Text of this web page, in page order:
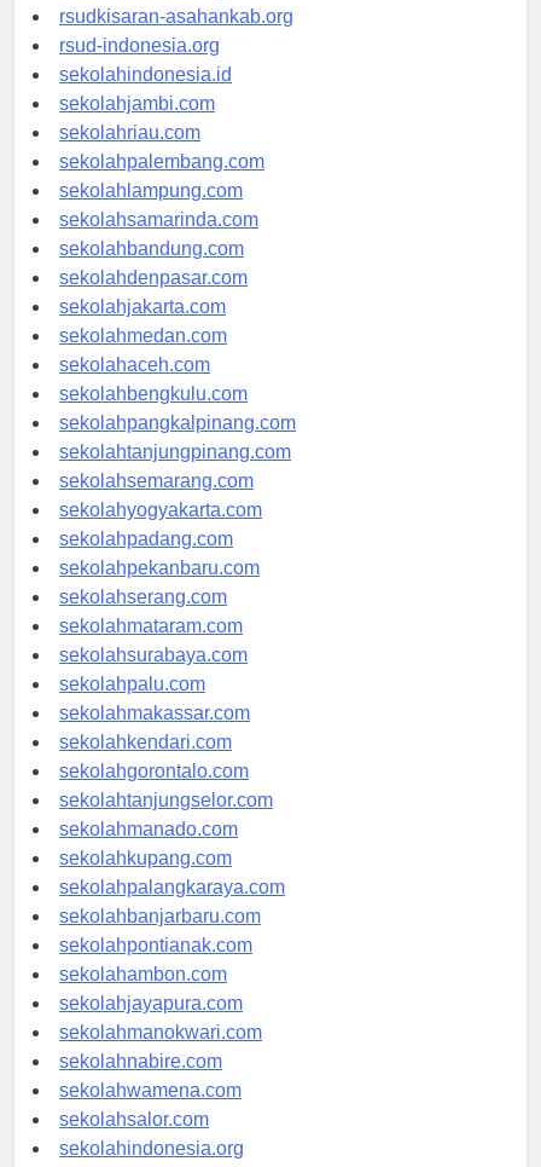
rsud-natunakab.org
rsudkisaran-asahankab.org
rsud-indonesia.org
sekolahindonesia.id
sekolahjambi.com
sekolahriau.com
sekolahpalembang.com
sekolahlampung.com
sekolahsamarinda.com
sekolahbandung.com
sekolahdenpasar.com
sekolahjakarta.com
sekolahmedan.com
sekolahaceh.com
sekolahbengkulu.com
sekolahpangkalpinang.com
sekolahtanjungpinang.com
sekolahsemarang.com
sekolahyogyakarta.com
sekolahpadang.com
sekolahpekanbaru.com
sekolahserang.com
sekolahmataram.com
sekolahsurabaya.com
sekolahpalu.com
sekolahmakassar.com
sekolahkendari.com
sekolahgorontalo.com
sekolahtanjungselor.com
sekolahmanado.com
sekolahkupang.com
sekolahpalangkaraya.com
sekolahbanjarbaru.com
sekolahpontianak.com
sekolahambon.com
sekolahjayapura.com
sekolahmanokwari.com
sekolahnabire.com
sekolahwamena.com
sekolahsalor.com